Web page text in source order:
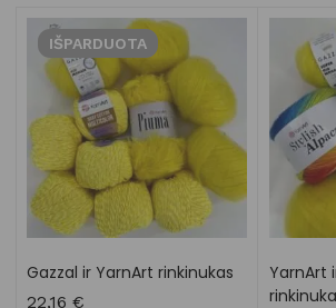
IŠPARDUOTA
Gazzal ir YarnArt rinkinukas
22,16 €
YarnArt